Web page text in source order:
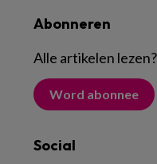
Abonneren
Alle artikelen lezen?
Word abonnee
Social